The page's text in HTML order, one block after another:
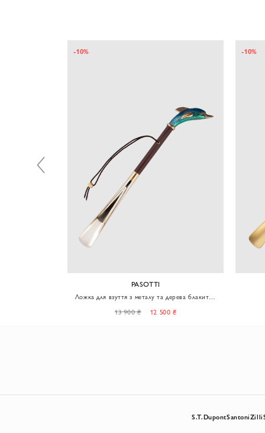
PASOTTI
Ложка для взуття з металу та дерева блакитна
-10%
13 900 ₴ 12 500 ₴
-10%
S.T.DupontSantoniZilli